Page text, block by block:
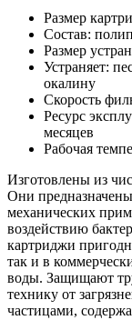
Размер
Состав:
Размер
Устраняет:
окалину
Скорость
Ресурс
месяцев
Рабочая
Изготовлены из
Они
механических
воздействию
картриджи
так и в
воды. Защищают
технику от
частицами,